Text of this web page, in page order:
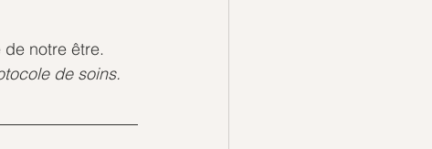
notre être.
de soins.